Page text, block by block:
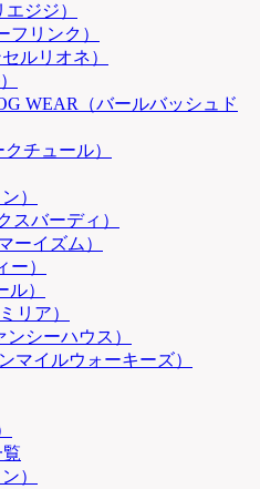
ジジ）
リンク）
ルリオネ）
WEAR（バールバッシュド
チュール）
）
スバーディ）
ーイズム）
）
）
リア）
ンシーハウス）
マイルウォーキーズ）
）